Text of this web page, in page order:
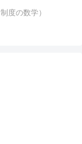
度の数学）